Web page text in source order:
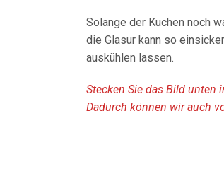
Solange der Kuchen noch
die Glasur kann so
auskühlen lassen.
Stecken Sie das Bild unten
Dadurch können wir auch